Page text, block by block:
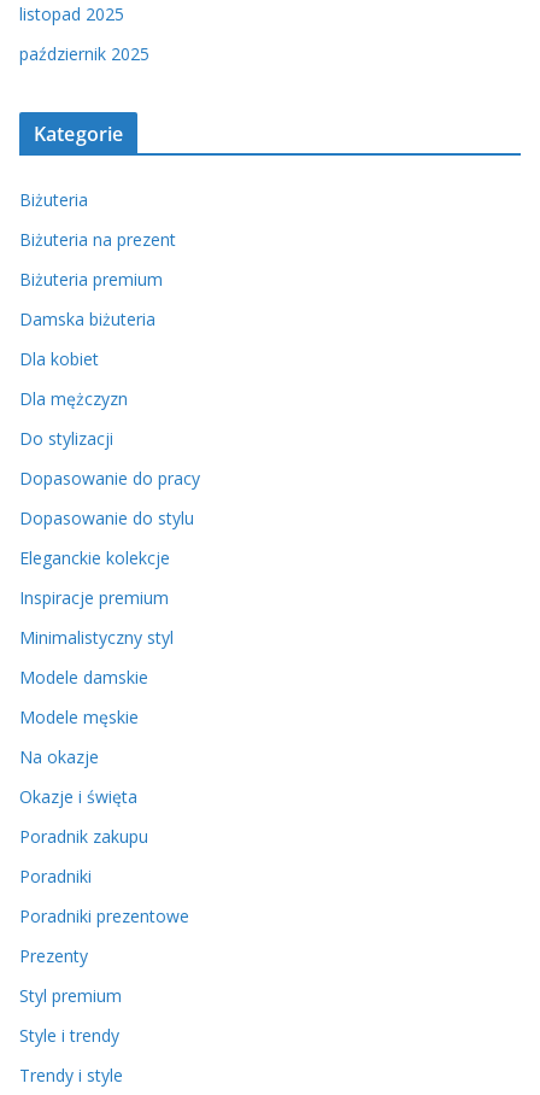
listopad 2025
październik 2025
Kategorie
Biżuteria
Biżuteria na prezent
Biżuteria premium
Damska biżuteria
Dla kobiet
Dla mężczyzn
Do stylizacji
Dopasowanie do pracy
Dopasowanie do stylu
Eleganckie kolekcje
Inspiracje premium
Minimalistyczny styl
Modele damskie
Modele męskie
Na okazje
Okazje i święta
Poradnik zakupu
Poradniki
Poradniki prezentowe
Prezenty
Styl premium
Style i trendy
Trendy i style